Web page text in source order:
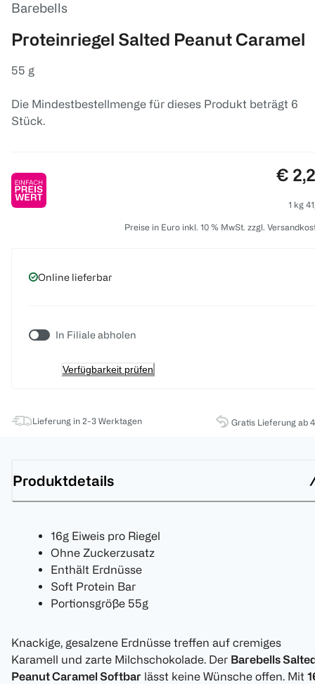
Barebells
Proteinriegel Salted Peanut Caramel
55 g
Die Mindestbestellmenge für dieses Produkt beträgt 6
Stück.
€
1 kg
Preise in Euro inkl. 10 % MwSt. zzgl.
Online lieferbar
In Filiale abholen
Verfügbarkeit prüfen
Lieferung in 2-3 Werktagen Gratis Lieferung ab
Produktdetails
16g Eiweis pro Riegel
Ohne Zuckerzusatz
Enthält Erdnüsse
Soft Protein Bar
Portionsgröße 55g
Knackige, gesalzene Erdnüsse treffen auf cremiges
Karamell und zarte Milchschokolade. Der Barebells
Peanut Caramel Softbar lässt keine Wünsche offen. Mit